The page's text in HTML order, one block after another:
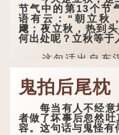
火”（指大火星，
气）开始消退，凉爽
（商飙，即西风）已
吹起。后两句，便是
灵魂...
节气中的第13个节
语有云：“朝立秋
飕；夜立秋，热到
何出处呢？立秋等于
这句话出自东
《四民月令》：“朝
冷飕飕；夜立秋
头”。到了清代，
《清嘉录》里记录苏
时，也引用了这句谚
过当地百姓的口
是“朝立秋，渹飕飕
鬼拍后尾枕
每当有人不经意
者做了坏事后忽然
容。这句话与鬼怪有